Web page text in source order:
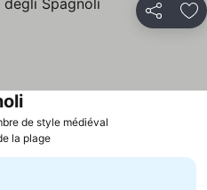
Partager
de style médiéval
Consulter les prix
la plage